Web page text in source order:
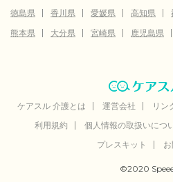
徳島県
香川県 愛媛県 高知県
熊本県
大分県 宮崎県 鹿児島県
ケアスル 介護とは 運営会社 リン
利用規約
個人情報の取扱いにつ
プレスキット
©2020